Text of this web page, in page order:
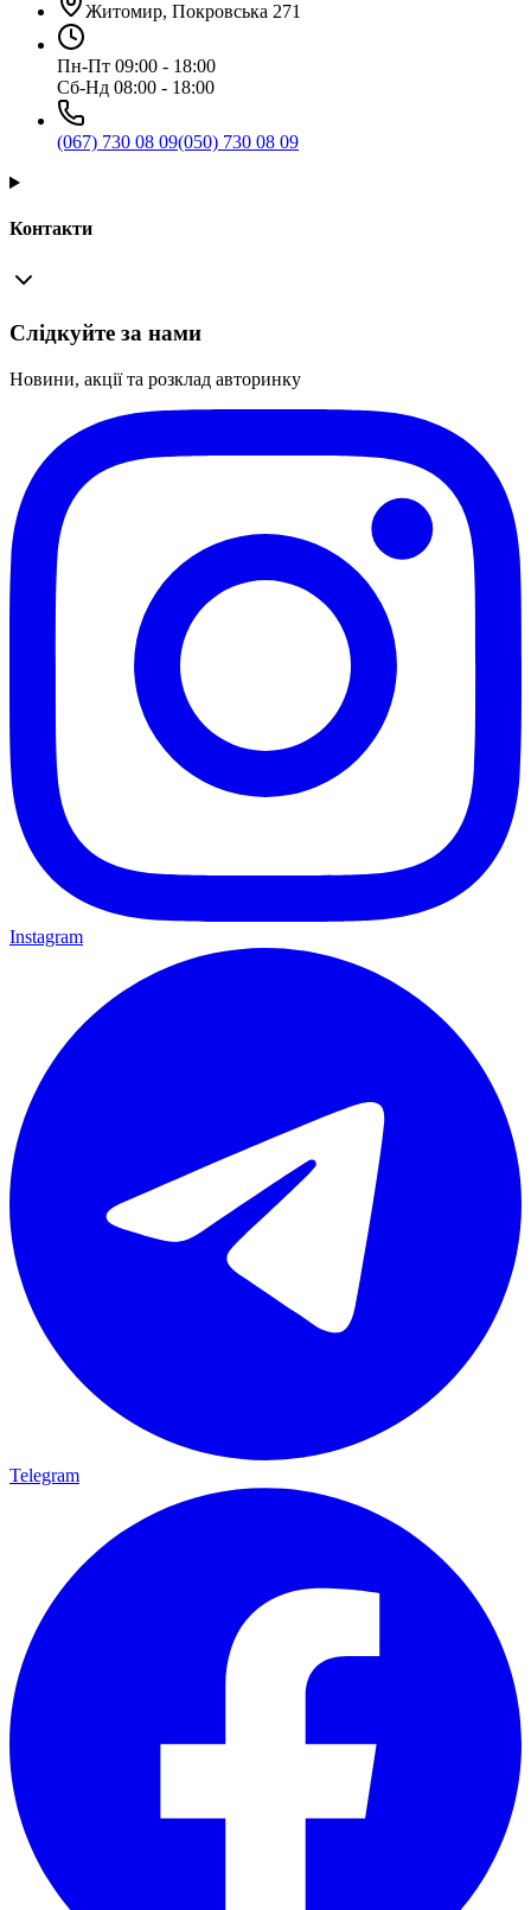
Житомир, Покровська 271
Пн-Пт 09:00 - 18:00
Сб-Нд 08:00 - 18:00
(067) 730 08 09(050) 730 08 09
Контакти
Слідкуйте за нами
Новини, акції та розклад авторинку
Instagram
Telegram